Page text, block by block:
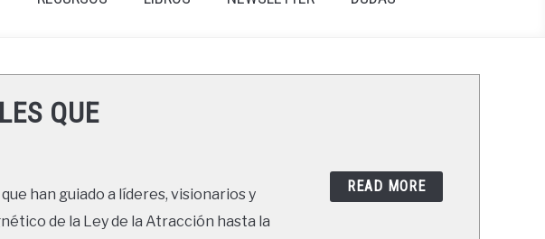
QUE
han guiado a líderes, visionarios y
de la Ley de la Atracción hasta la
READ MORE